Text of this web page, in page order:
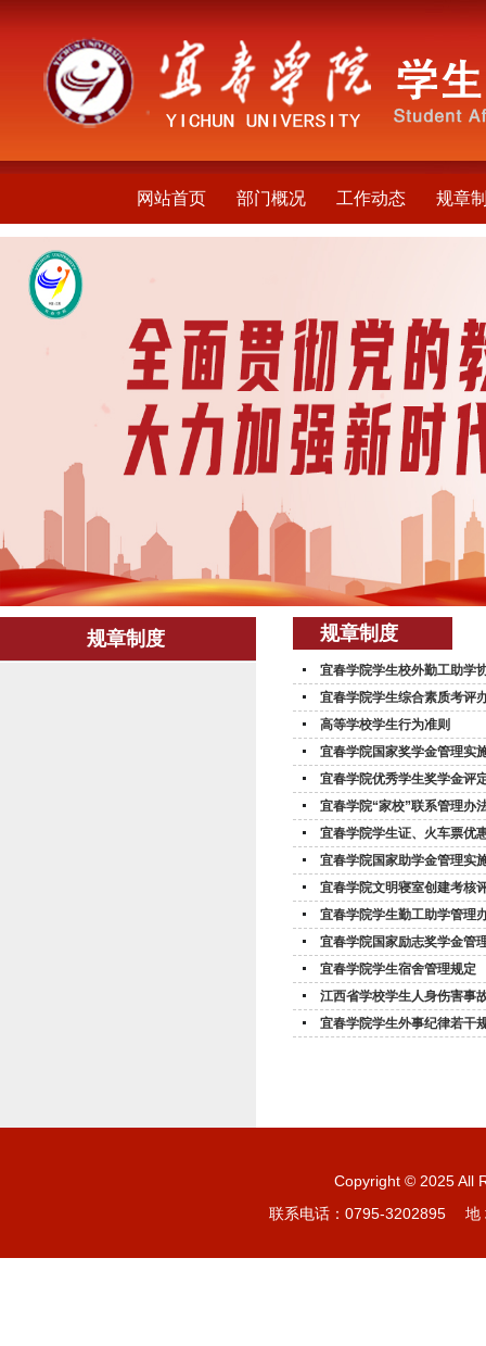
网站首页 部门概况 工作动态 规章
规章制度 规章制度
宜春学院学生校外勤工助学
宜春学院学生综合素质考评
高等学校学生行为准则
宜春学院国家奖学金管理实
宜春学院优秀学生奖学金评
宜春学院“家校”联系管理办
宜春学院学生证、火车票优
宜春学院国家助学金管理实
宜春学院文明寝室创建考核
宜春学院学生勤工助学管理
宜春学院国家励志奖学金管
宜春学院学生宿舍管理规定
江西省学校学生人身伤害事
宜春学院学生外事纪律若干
Copyright © 2025 All
联系电话：0795-3202895 地